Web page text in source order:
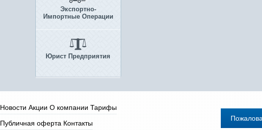
Экспортно-
Импортные Операции
Юрист Предприятия
Новости Акции О компании Тарифы
Публичная оферта Контакты